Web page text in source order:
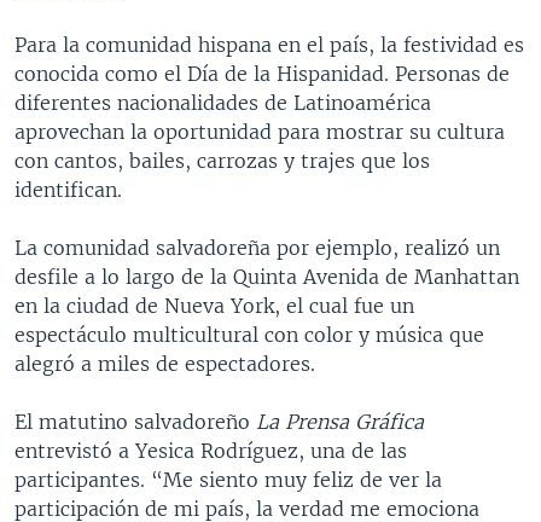
ENTRETENIMIENTO
Para la comunidad hispana en el país, la festividad es
conocida como el Día de la Hispanidad. Personas de
diferentes nacionalidades de Latinoamérica
aprovechan la oportunidad para mostrar su cultura
con cantos, bailes, carrozas y trajes que los
identifican.
La comunidad salvadoreña por ejemplo, realizó un
desfile a lo largo de la Quinta Avenida de Manhattan
en la ciudad de Nueva York, el cual fue un
espectáculo multicultural con color y música que
alegró a miles de espectadores.
El matutino salvadoreño La Prensa Gráfica
entrevistó a Yesica Rodríguez, una de las
participantes. “Me siento muy feliz de ver la
participación de mi país, la verdad me emociona